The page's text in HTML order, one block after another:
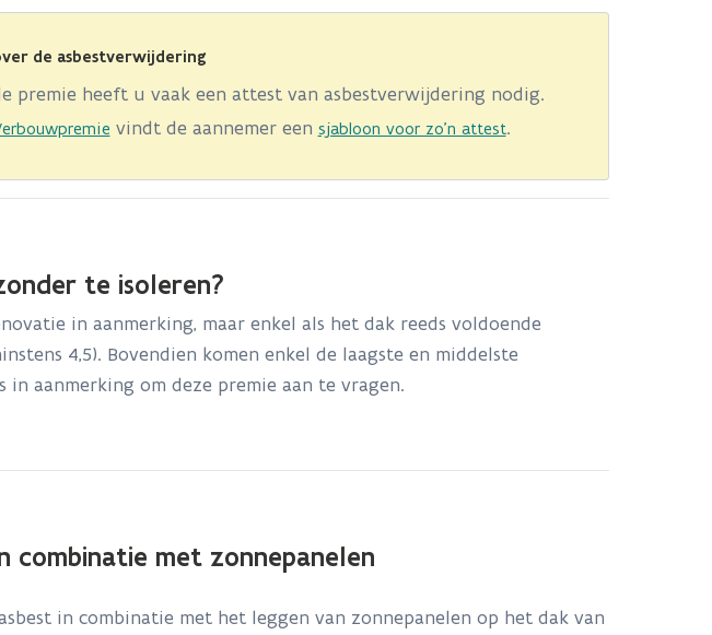
de asbestverwijdering
premie heeft u vaak een attest van asbestverwijdering nodig.
vindt de aannemer een sjabloon voor zo'n attest.
te isoleren?
in aanmerking, maar enkel als het dak reeds voldoende
4,5). Bovendien komen enkel de laagste en middelste
in aanmerking om deze premie aan te vragen.
combinatie met zonnepanelen
in combinatie met het leggen van zonnepanelen op het dak van